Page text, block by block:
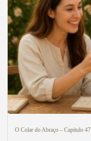
O Colar do Abraço – Capítulo 47